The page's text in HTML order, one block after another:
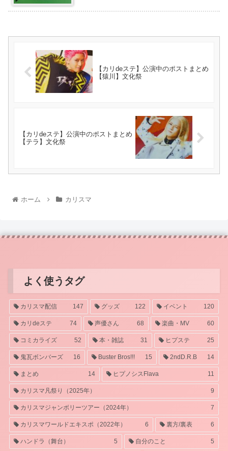
【カリdeステ】公演中のポストまとめ
【猿川】文化祭
【カリdeステ】公演中のポストまとめ
【テラ】文化祭
ホーム カリスマ
よく使うタグ
カリスマ配信 147 グッズ 122 イベント 120
カリdeステ 74 声優さん 68 楽曲・MV 60
コミカライズ 52 本・雑誌 31 ヒプステ 25
鬼瓦ボンバーズ 16 Buster Bros!!! 15 2ndD.R.B 14
まとめ 14 ヒプノシスFlava 11
カリスマ凡祭り（2025年） 9
カリスマジャンボリーツアー（2024年） 7
カリスマワールドエキスポ（2022年） 6 裏方/裏表 6
ハンドラ（舞台） 5 自分のこと 5